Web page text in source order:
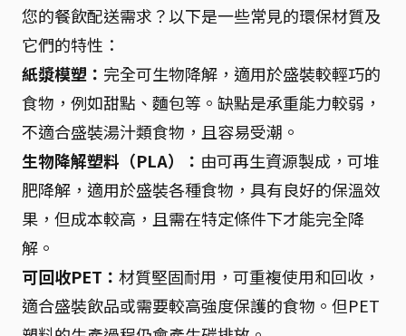
您的餐飲配送需求？以下是一些常見的環保材質及
它們的特性：
紙漿模塑： 完全可生物降解，適用於盛裝較輕巧的
食物，例如甜點、麵包等。缺點是承重能力較弱，
不適合盛裝湯汁類食物，且容易受潮。
生物降解塑料（PLA）： 由可再生資源製成，可堆
肥降解，適用於盛裝各種食物，具有良好的保溫效
果，但成本較高，且需在特定條件下才能完全降
解。
可回收PET： 材質堅固耐用，可重複使用和回收，
適合盛裝飲品或需要較高強度保護的食物。但PET